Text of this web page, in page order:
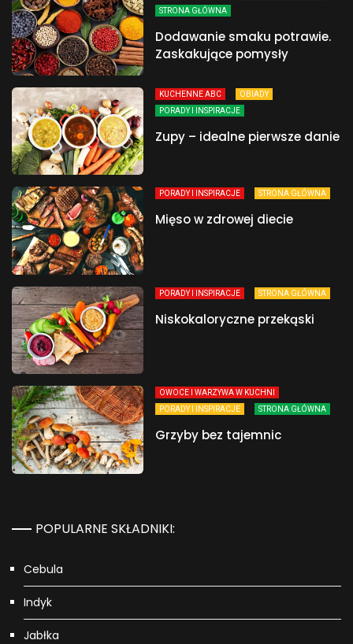
STRONA GŁÓWNA
Dodawanie smaku potrawie.
Zaskakujące pomysły
KUCHENNE ABC
OBIADY
PORADY I INSPIRACJE
Zupy – idealne pierwsze danie
PORADY I INSPIRACJE STRONA GŁÓWNA
Mięso w zdrowej diecie
PORADY I INSPIRACJE STRONA GŁÓWNA
Niskokaloryczne przekąski
OWOCE I WARZYWA W KUCHNI
PORADY I INSPIRACJE
STRONA GŁÓWNA
Grzyby bez tajemnic
POPULARNE SKŁADNIKI:
Cebula
Indyk
Jabłka